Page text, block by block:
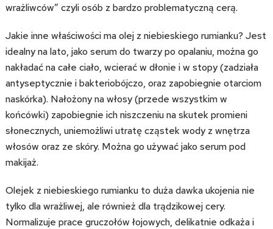
wrażliwców” czyli osób z bardzo problematyczną cerą.
Jakie inne właściwości ma olej z niebieskiego rumianku? Jest
idealny na lato, jako serum do twarzy po opalaniu, można go
nakładać na całe ciało, wcierać w dłonie i w stopy (zadziała
antyseptycznie i bakteriobójczo, oraz zapobiegnie otarciom
naskórka). Nałożony na włosy (przede wszystkim w
końcówki) zapobiegnie ich niszczeniu na skutek promieni
słonecznych, uniemożliwi utratę cząstek wody z wnętrza
włosów oraz ze skóry. Można go używać jako serum pod
makijaż.
Olejek z niebieskiego rumianku to duża dawka ukojenia nie
tylko dla wrażliwej, ale również dla trądzikowej cery.
Normalizuje prace gruczołów łojowych, delikatnie odkaża i